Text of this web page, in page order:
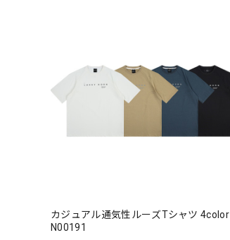
カジュアル通気性ルーズTシャツ 4color
N00191